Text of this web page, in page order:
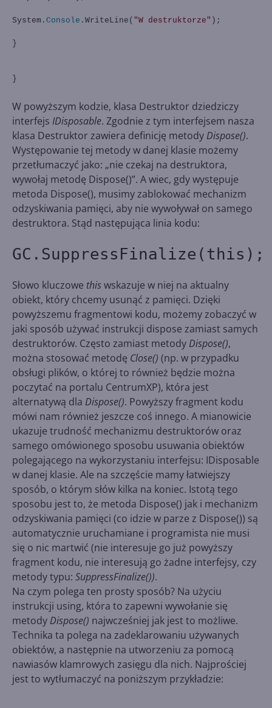
System. Console .WriteLine( "W destruktorze" );
}
}
W powyższym kodzie, klasa Destruktor dziedziczy
interfejs IDisposable. Zgodnie z tym interfejsem nasza
klasa Destruktor zawiera definicję metody Dispose().
Występowanie tej metody w danej klasie możemy
przetłumaczyć jako: „nie czekaj na destruktora,
wywołaj metodę Dispose()”. A wiec, gdy występuje
metoda Dispose(), musimy zablokować mechanizm
odzyskiwania pamięci, aby nie wywoływał on samego
destruktora. Stąd następująca linia kodu:
GC.SuppressFinalize(this);
Słowo kluczowe thiswskazuje w niej na aktualny
obiekt, który chcemy usunąć z pamięci. Dzięki
powyższemu fragmentowi kodu, możemy zobaczyć w
jaki sposób używać instrukcji dispose zamiast samych
destruktorów. Często zamiast metody Dispose(),
można stosować metodę Close() (np. w przypadku
obsługi plików, o której to również będzie można
poczytać na portalu CentrumXP), która jest
alternatywą dla Dispose(). Powyższy fragment kodu
mówi nam również jeszcze coś innego. A mianowicie
ukazuje trudność mechanizmu destruktorów oraz
samego omówionego sposobu usuwania obiektów
polegającego na wykorzystaniu interfejsu: IDisposable
w danej klasie. Ale na szczęście mamy łatwiejszy
sposób, o którym słów kilka na koniec. Istotą tego
sposobu jest to, że metoda Dispose() jak i mechanizm
odzyskiwania pamięci (co idzie w parze z Dispose()) są
automatycznie uruchamiane i programista nie musi
się o nic martwić (nie interesuje go już powyższy
fragment kodu, nie interesują go żadne interfejsy, czy
metody typu: SuppressFinalize()).
Na czym polega ten prosty sposób? Na użyciu
instrukcji using, która to zapewni wywołanie się
metody Dispose() najwcześniej jak jest to możliwe.
Technika ta polega na zadeklarowaniu używanych
obiektów, a następnie na utworzeniu za pomocą
nawiasów klamrowych zasięgu dla nich. Najprościej
jest to wytłumaczyć na poniższym przykładzie: